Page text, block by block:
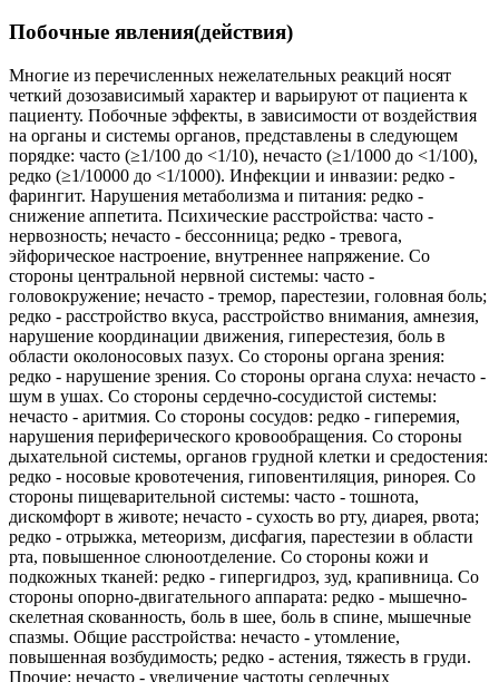
Побочные явления(действия)
Многие из перечисленных нежелательных реакций носят
четкий дозозависимый характер и варьируют от пациента к
пациенту. Побочные эффекты, в зависимости от воздействия
на органы и системы органов, представлены в следующем
порядке: часто (≥1/100 до <1/10), нечасто (≥1/1000 до <1/100),
редко (≥1/10000 до <1/1000). Инфекции и инвазии: редко -
фарингит. Нарушения метаболизма и питания: редко -
снижение аппетита. Психические расстройства: часто -
нервозность; нечасто - бессонница; редко - тревога,
эйфорическое настроение, внутреннее напряжение. Со
стороны центральной нервной системы: часто -
головокружение; нечасто - тремор, парестезии, головная боль;
редко - расстройство вкуса, расстройство внимания, амнезия,
нарушение координации движения, гиперестезия, боль в
области околоносовых пазух. Со стороны органа зрения:
редко - нарушение зрения. Со стороны органа слуха: нечасто -
шум в ушах. Со стороны сердечно-сосудистой системы:
нечасто - аритмия. Со стороны сосудов: редко - гиперемия,
нарушения периферического кровообращения. Со стороны
дыхательной системы, органов грудной клетки и средостения:
редко - носовые кровотечения, гиповентиляция, ринорея. Со
стороны пищеварительной системы: часто - тошнота,
дискомфорт в животе; нечасто - сухость во рту, диарея, рвота;
редко - отрыжка, метеоризм, дисфагия, парестезии в области
рта, повышенное слюноотделение. Со стороны кожи и
подкожных тканей: редко - гипергидроз, зуд, крапивница. Со
стороны опорно-двигательного аппарата: редко - мышечно-
скелетная скованность, боль в шее, боль в спине, мышечные
спазмы. Общие расстройства: нечасто - утомление,
повышенная возбудимость; редко - астения, тяжесть в груди.
Прочие: нечасто - увеличение частоты сердечных